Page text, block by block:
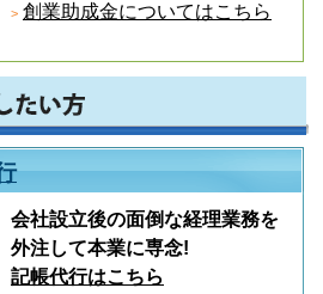
創業助成金についてはこちら
会社設立後の面倒な経理業務を
外注して本業に専念!
記帳代行はこちら